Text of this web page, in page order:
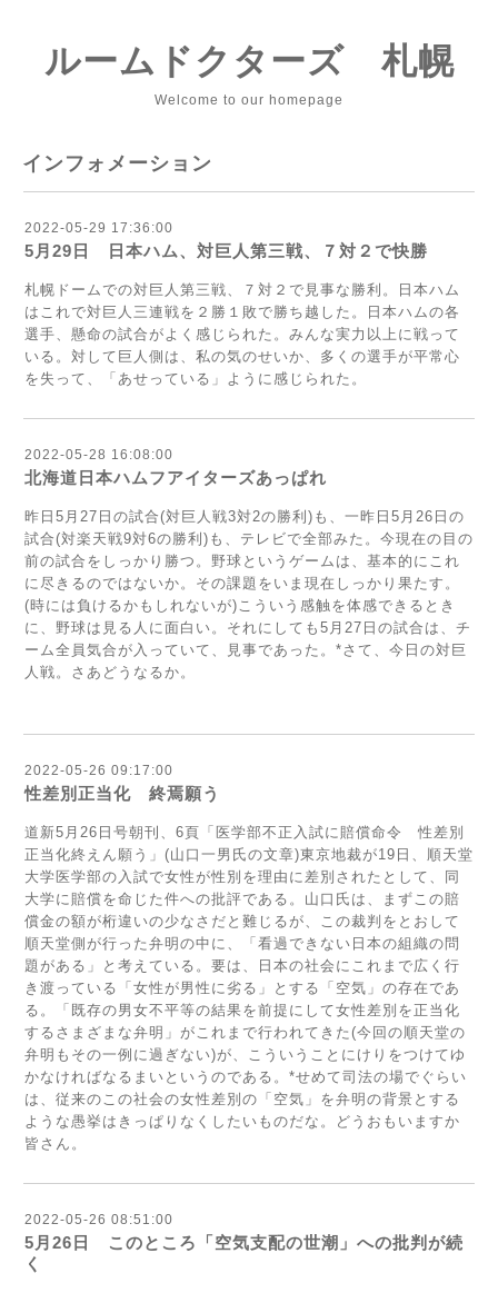
ルームドクターズ 札幌
Welcome to our homepage
インフォメーション
2022-05-29 17:36:00
5月29日 日本ハム、対巨人第三戦、７対２で快勝
札幌ドームでの対巨人第三戦、７対２で見事な勝利。日本ハム
はこれで対巨人三連戦を２勝１敗で勝ち越した。日本ハムの各
選手、懸命の試合がよく感じられた。みんな実力以上に戦って
いる。対して巨人側は、私の気のせいか、多くの選手が平常心
を失って、「あせっている」ように感じられた。
2022-05-28 16:08:00
北海道日本ハムフアイターズあっぱれ
昨日5月27日の試合(対巨人戦3対2の勝利)も、一昨日5月26日の
試合(対楽天戦9対6の勝利)も、テレビで全部みた。今現在の目の
前の試合をしっかり勝つ。野球というゲームは、基本的にこれ
に尽きるのではないか。その課題をいま現在しっかり果たす。
(時には負けるかもしれないが)こういう感触を体感できるとき
に、野球は見る人に面白い。それにしても5月27日の試合は、チ
ーム全員気合が入っていて、見事であった。*さて、今日の対巨
人戦。さあどうなるか。
2022-05-26 09:17:00
性差別正当化 終焉願う
道新5月26日号朝刊、6頁「医学部不正入試に賠償命令 性差別
正当化終えん願う」(山口一男氏の文章)東京地裁が19日、順天堂
大学医学部の入試で女性が性別を理由に差別されたとして、同
大学に賠償を命じた件への批評である。山口氏は、まずこの賠
償金の額が桁違いの少なさだと難じるが、この裁判をとおして
順天堂側が行った弁明の中に、「看過できない日本の組織の問
題がある」と考えている。要は、日本の社会にこれまで広く行
き渡っている「女性が男性に劣る」とする「空気」の存在であ
る。「既存の男女不平等の結果を前提にして女性差別を正当化
するさまざまな弁明」がこれまで行われてきた(今回の順天堂の
弁明もその一例に過ぎない)が、こういうことにけりをつけてゆ
かなければなるまいというのである。*せめて司法の場でぐらい
は、従来のこの社会の女性差別の「空気」を弁明の背景とする
ような愚挙はきっぱりなくしたいものだな。どうおもいますか
皆さん。
2022-05-26 08:51:00
5月26日 このところ「空気支配の世潮」への批判が続
く